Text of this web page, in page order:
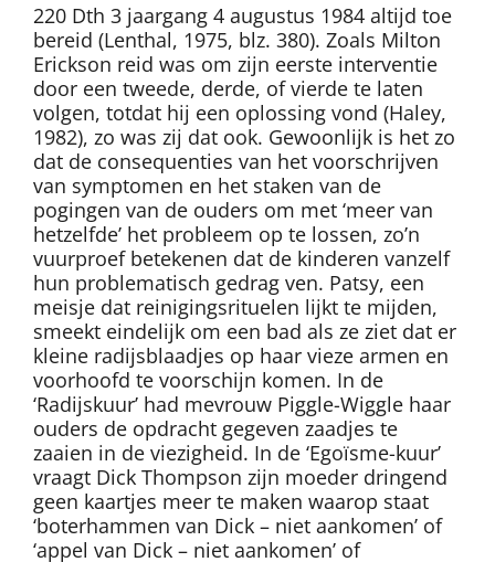
220 Dth 3 jaargang 4 augustus 1984 altijd toe
bereid (Lenthal, 1975, blz. 380). Zoals Milton
Erickson reid was om zijn eerste interventie
door een tweede, derde, of vierde te laten
volgen, totdat hij een oplossing vond (Haley,
1982), zo was zij dat ook. Gewoonlijk is het zo
dat de consequenties van het voorschrijven
van symptomen en het staken van de
pogingen van de ouders om met ‘meer van
hetzelfde’ het probleem op te lossen, zo’n
vuurproef betekenen dat de kinderen vanzelf
hun problematisch gedrag ven. Patsy, een
meisje dat reinigingsrituelen lijkt te mijden,
smeekt eindelijk om een bad als ze ziet dat er
kleine radijsblaadjes op haar vieze armen en
voorhoofd te voorschijn komen. In de
‘Radijskuur’ had mevrouw Piggle-Wiggle haar
ouders de opdracht gegeven zaadjes te
zaaien in de viezigheid. In de ‘Egoïsme-kuur’
vraagt Dick Thompson zijn moeder dringend
geen kaartjes meer te maken waarop staat
‘boterhammen van Dick – niet aankomen’ of
‘appel van Dick – niet aankomen’ of